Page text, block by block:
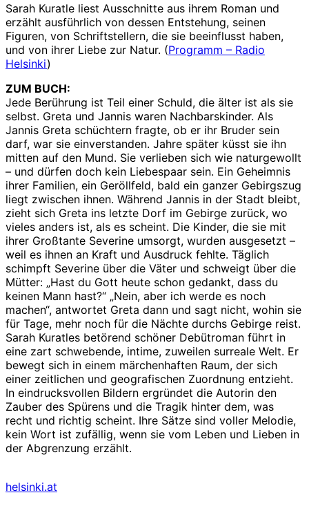
Sarah Kuratle liest Ausschnitte aus ihrem Roman und
erzählt ausführlich von dessen Entstehung, seinen
Figuren, von Schriftstellern, die sie beeinflusst haben,
und von ihrer Liebe zur Natur. (Programm – Radio
Helsinki)
ZUM BUCH:
Jede Berührung ist Teil einer Schuld, die älter ist als sie
selbst. Greta und Jannis waren Nachbarskinder. Als
Jannis Greta schüchtern fragte, ob er ihr Bruder sein
darf, war sie einverstanden. Jahre später küsst sie ihn
mitten auf den Mund. Sie verlieben sich wie naturgewollt
– und dürfen doch kein Liebespaar sein. Ein Geheimnis
ihrer Familien, ein Geröllfeld, bald ein ganzer Gebirgszug
liegt zwischen ihnen. Während Jannis in der Stadt bleibt,
zieht sich Greta ins letzte Dorf im Gebirge zurück, wo
vieles anders ist, als es scheint. Die Kinder, die sie mit
ihrer Großtante Severine umsorgt, wurden ausgesetzt –
weil es ihnen an Kraft und Ausdruck fehlte. Täglich
schimpft Severine über die Väter und schweigt über die
Mütter: „Hast du Gott heute schon gedankt, dass du
keinen Mann hast?“ „Nein, aber ich werde es noch
machen“, antwortet Greta dann und sagt nicht, wohin sie
für Tage, mehr noch für die Nächte durchs Gebirge reist.
Sarah Kuratles betörend schöner Debütroman führt in
eine zart schwebende, intime, zuweilen surreale Welt. Er
bewegt sich in einem märchenhaften Raum, der sich
einer zeitlichen und geografischen Zuordnung entzieht.
In eindrucksvollen Bildern ergründet die Autorin den
Zauber des Spürens und die Tragik hinter dem, was
recht und richtig scheint. Ihre Sätze sind voller Melodie,
kein Wort ist zufällig, wenn sie vom Leben und Lieben in
der Abgrenzung erzählt.
helsinki.at